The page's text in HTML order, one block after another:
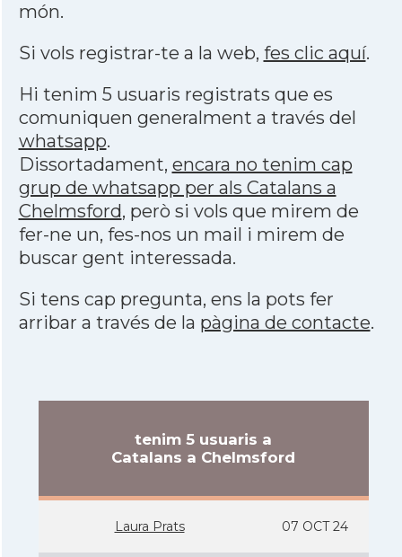
món.
Si vols registrar-te a la web, fes clic aquí.
Hi tenim 5 usuaris registrats que es
comuniquen generalment a través del
whatsapp.
Dissortadament, encara no tenim cap
grup de whatsapp per als Catalans a
Chelmsford, però si vols que mirem de
fer-ne un, fes-nos un mail i mirem de
buscar gent interessada.
Si tens cap pregunta, ens la pots fer
arribar a través de la pàgina de contacte.
tenim 5 usuaris a
Catalans a Chelmsford
Laura Prats 07 OCT 24